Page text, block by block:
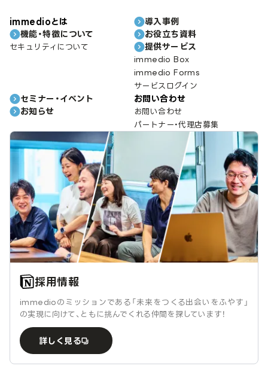
immedioとは
機能・特徴について
セキュリティについて
導入事例
お役立ち資料
提供サービス
immedio Box
immedio Forms
サービスログイン
セミナー・イベント
お知らせ
お問い合わせ
お問い合わせ
パートナー・代理店募集
採用情報
immedioのミッションである「未来をつくる出会いをふやす」
の実現に向けて、ともに挑んでくれる仲間を探しています！
詳しく見る